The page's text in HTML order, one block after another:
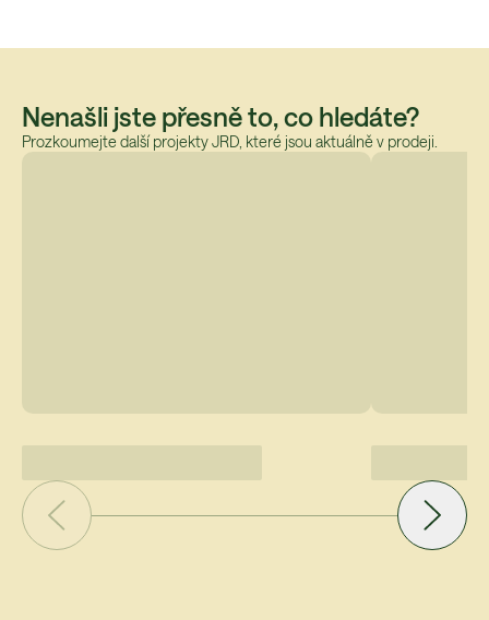
Nenašli jste přesně to, co hledáte?
Prozkoumejte další projekty JRD, které jsou aktuálně v prodeji.